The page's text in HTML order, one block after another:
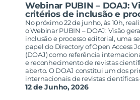
Webinar PUBIN – DOAJ:
critérios de inclusão e
No próximo 22 de junho, às 10h,
o Webinar PUBIN – DOAJ: Visão
inclusão e processo editorial, uma
papel do Directory of Open Access
(DOAJ) como referência
e reconhecimento de revistas
aberto. O DOAJ constitui um dos
internacionais de revistas científicas
12 de Junho, 2026